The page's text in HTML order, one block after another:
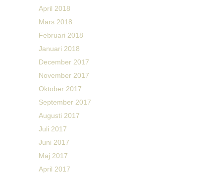
April 2018
Mars 2018
Februari 2018
Januari 2018
December 2017
November 2017
Oktober 2017
September 2017
Augusti 2017
Juli 2017
Juni 2017
Maj 2017
April 2017